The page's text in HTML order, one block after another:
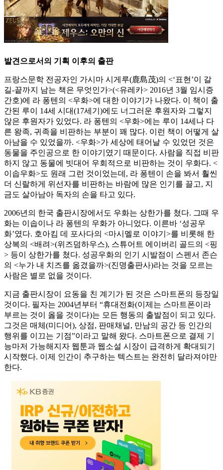
발견으로서의 기획 이후의 출판
프랑스문학 전공자인 가시마 시게루(鹿島茂)의 <‘표현’이 갈
길-끝까지 남는 책은 무엇인가>(<유레카> 2016년 3월 임시증
간호)에 라 퐁텐의 <우화>에 대한 이야기가 나왔다. 이 책이 출
간된 루이 14세 시대(17세기)에도 너그러운 후원자와 그렇지
않은 후원자가 있었다. 라 퐁텐의 <우화>에는 루이 14세나 다
른 왕족, 귀족을 비판하는 부분이 꽤 많다. 이런 책이 어떻게 살
아남을 수 있었을까. <우화>가 세상에 태어날 수 있었던 것은
동물을 주인공으로 한 이야기였기 때문이다. 사람을 직접 비판
하지 않고 동물에 빗대어 우회적으로 비판하는 것이 우화다. <
이솝우화>도 원래 그런 것이었는데, 라 퐁텐이 손을 봐서 훨씬
더 신랄하게 위선자를 비판하는 바람에 많은 인기를 끌고, 지
금도 살아남아 독자의 손을 타고 있다.
2006년의 한국 출판시장에서도 우화는 상한가를 쳤다. 그때 우
화는 이솝이나 라 퐁텐의 우화가 아니었다. 이른바 ‘성공우
화’였다. 호아킴 데 포사다의 <마시멜로 이야기>를 비롯해 한
상복의 <배려>(위즈덤하우스), 스튜어트 에이버리 골드의 <핑
> 등이 상한가를 쳤다. 성공우화의 인기 시발점이 스펜서 존슨
의 <누가 내 치즈를 옮겼을까>(진명출판사)라는 것을 모르는
사람은 별로 없을 것이다.
지금 출판시장이 요동을 친 계기가 된 것은 스마트폰의 등장일
것이다. 필자는 2004년부터 “휴대전화(이제는 스마트폰이라
부르는 것이 옳을 것이다)는 모든 행동의 출발점이 되고 있다.
그것은 매체(미디어), 상점, 판매채널, 만남의 공간 등 인간의
행위를 이끄는 기점”이라고 말해 왔다. 스마트폰으로 결제 기
능마저 가능해지자 웹툰과 웹소설 시장이 급격하게 확대되기
시작했다. 이제 인간이 추구하는 텍스트는 완전히 달라져야만
한다.